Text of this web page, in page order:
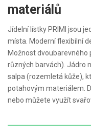
materiálů
Jídelní lístky PRIMI jsou
místa. Moderní flexibilní
Možnost dvoubarevného
různých barvách). Jádro
salpa (rozemletá kůže),
potahovým materiálem.
nebo můžete využít